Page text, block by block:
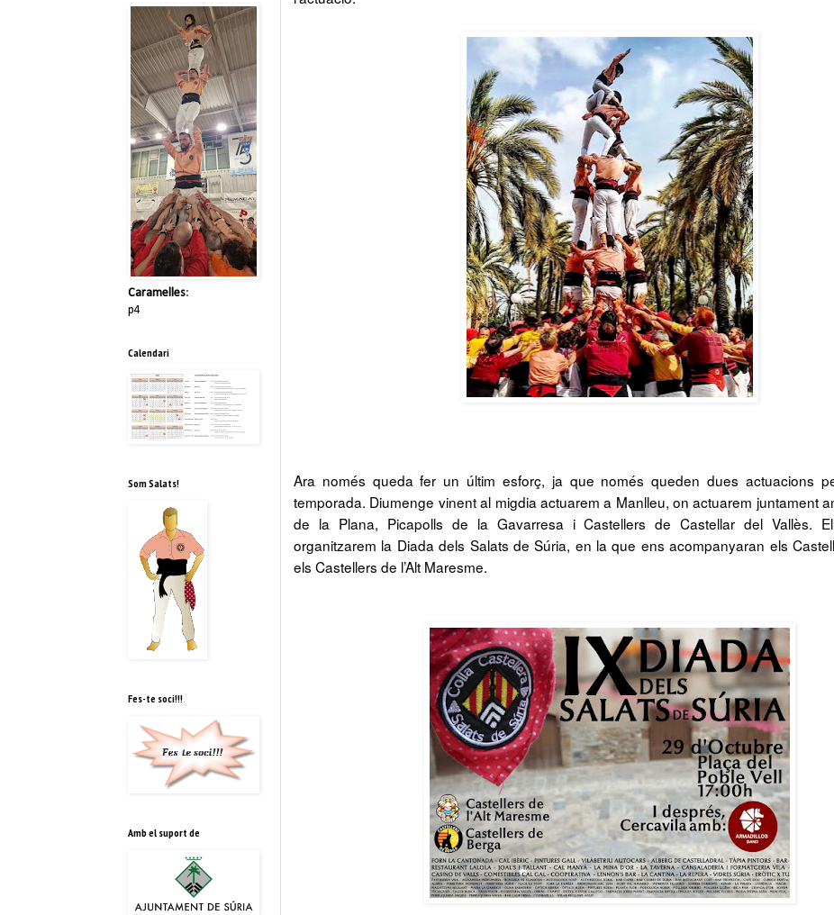
Ara només queda fer un últim esforç, ja que només queden dues actuacions
temporada. Diumenge vinent al migdia actuarem a Manlleu, on actuarem juntament
de la Plana, Picapolls de la Gavarresa i Castellers de Castellar del Vallès. El
organitzarem la Diada dels Salats de Súria, en la que ens acompanyaran els
els Castellers de l’Alt Maresme.
Caramelles:
p4
Calendari
Som Salats!
Fes-te soci!!!
Amb el suport de